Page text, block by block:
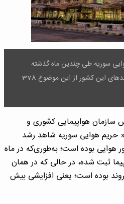
سوریه طی چندین ماه گذشته
افزایش چشمگیری داشته و درآمدهای این کشور از این موضوع 378
هواپیمایی کشوری و
هوایی سوریه شاهد رشد
هوایی بوده است؛ به‌طوری‌که در ماه
فروند هواپیما ثبت شده، در حالی که در همان
سال ۲۰۲۵ این رقم ۲٬۴۶۸ فروند بوده است؛ یعنی افزایشی بیش